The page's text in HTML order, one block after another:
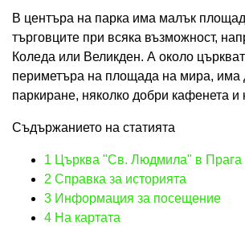
В центъра на парка има малък
търговците при всяка възможност,
Коледа или Великден. А около
периметъра на площада на мира, има
паркиране, няколко добри кафенета и
Съдържанието на статията
1 Църква "Св. Людмила" в Прага
2 Справка за историята
3 Информация за посещение
4 На картата